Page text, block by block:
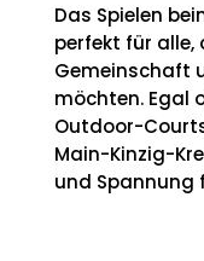
Das Spielen
perfekt für alle,
Gemeinschaft
möchten. Egal
Outdoor-
Main-Kinzig-
und Spannung